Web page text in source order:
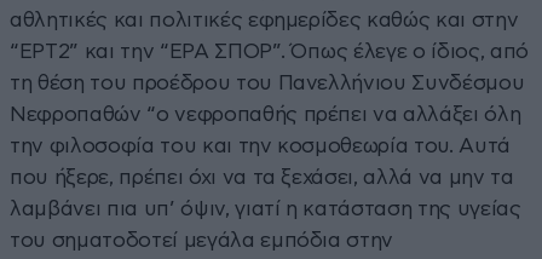
αθλητικές και πολιτικές εφημερίδες καθώς και στην
“ΕΡΤ2” και την “ΕΡΑ ΣΠΟΡ”. Όπως έλεγε ο ίδιος, από
τη θέση του προέδρου του Πανελλήνιου Συνδέσμου
Νεφροπαθών “ο νεφροπαθής πρέπει να αλλάξει όλη
την φιλοσοφία του και την κοσμοθεωρία του. Αυτά
που ήξερε, πρέπει όχι να τα ξεχάσει, αλλά να μην τα
λαμβάνει πια υπ’ όψιν, γιατί η κατάσταση της υγείας
του σηματοδοτεί μεγάλα εμπόδια στην